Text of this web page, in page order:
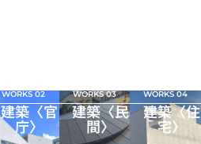
WORKS 02
建築〈官
庁〉
WORKS 03
建築〈民
間〉
WORKS 04
建築〈住
宅〉